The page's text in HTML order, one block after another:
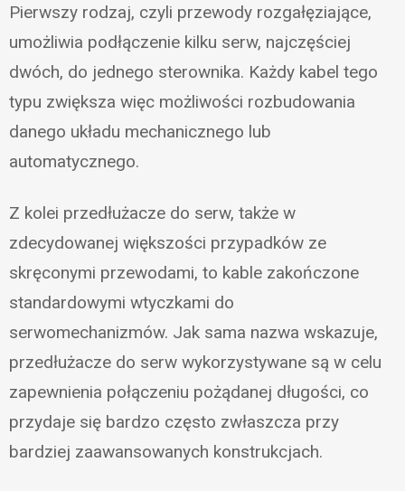
Pierwszy rodzaj, czyli przewody rozgałęziające,
umożliwia podłączenie kilku serw, najczęściej
dwóch, do jednego sterownika. Każdy kabel tego
typu zwiększa więc możliwości rozbudowania
danego układu mechanicznego lub
automatycznego.
Z kolei przedłużacze do serw, także w
zdecydowanej większości przypadków ze
skręconymi przewodami, to kable zakończone
standardowymi wtyczkami do
serwomechanizmów. Jak sama nazwa wskazuje,
przedłużacze do serw wykorzystywane są w celu
zapewnienia połączeniu pożądanej długości, co
przydaje się bardzo często zwłaszcza przy
bardziej zaawansowanych konstrukcjach.